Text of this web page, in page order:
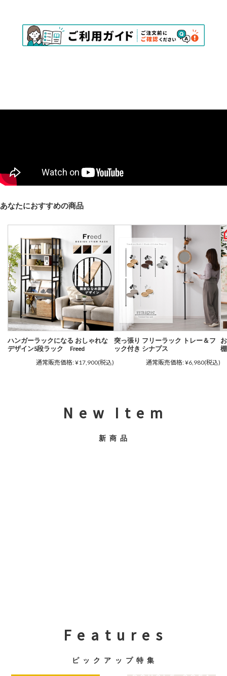
あなたにおすすめの商品
ハンガーラックになる おしゃれな
デザイン5段ラック Freed
通常販売価格:¥17,900(税込)
突っ張り フリーラック トレー＆フ
ック付き シナプス
通常販売価格:¥6,980(税込)
N e w I t e m
新 商 品
F e a t u r e s
ピ ッ ク ア ッ プ 特 集